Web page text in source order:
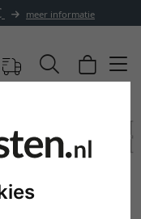
meer informatie